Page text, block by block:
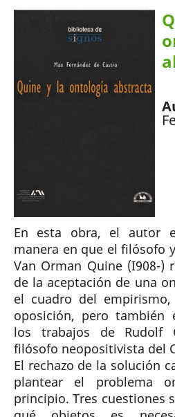
En esta obra, el autor
manera en que el filósofo
Van Orman Quine (I908-)
de la aceptación de una
el cuadro del
oposición, pero también
los trabajos de Rudolf
filósofo neopositivista del
El rechazo de la solución
plantear el problema
principio. Tres cuestiones